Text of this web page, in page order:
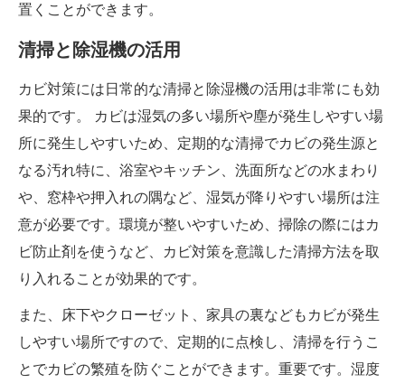
置くことができます。
清掃と除湿機の活用
カビ対策には日常的な清掃と除湿機の活用は非常にも効
果的です。 カビは湿気の多い場所や塵が発生しやすい場
所に発生しやすいため、定期的な清掃でカビの発生源と
なる汚れ特に、浴室やキッチン、洗面所などの水まわり
や、窓枠や押入れの隅など、湿気が降りやすい場所は注
意が必要です。環境が整いやすいため、掃除の際にはカ
ビ防止剤を使うなど、カビ対策を意識した清掃方法を取
り入れることが効果的です。
また、床下やクローゼット、家具の裏などもカビが発生
しやすい場所ですので、定期的に点検し、清掃を行うこ
とでカビの繁殖を防ぐことができます。重要です。湿度